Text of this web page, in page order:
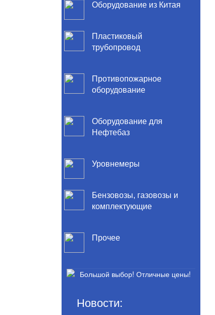
Оборудование из Китая
Пластиковый
трубопровод
Противопожарное
оборудование
Оборудование для
Нефтебаз
Уровнемеры
Бензовозы, газовозы и
комплектующие
Прочее
Новости: